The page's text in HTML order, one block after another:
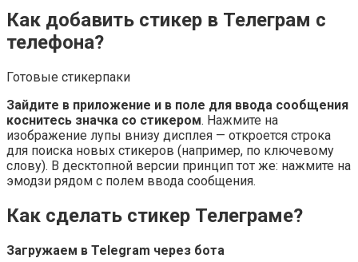
Как добавить стикер в Телеграм с
телефона?
Готовые стикерпаки
Зайдите в приложение и в поле для ввода сообщения
коснитесь значка со стикером. Нажмите на
изображение лупы внизу дисплея — откроется строка
для поиска новых стикеров (например, по ключевому
слову). В десктопной версии принцип тот же: нажмите на
эмодзи рядом с полем ввода сообщения.
Как сделать стикер Телеграме?
Загружаем в Telegram через бота